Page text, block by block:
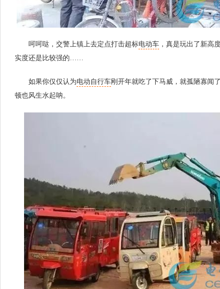
呵呵哒，交警上镇上去定点打击超标电动车 ，真是玩出了新高
实度还是比较强的……
如果你仅仅认为电动自行车刚开年就吃了下马威，就孤陋寡闻
顿也风生水起呐。